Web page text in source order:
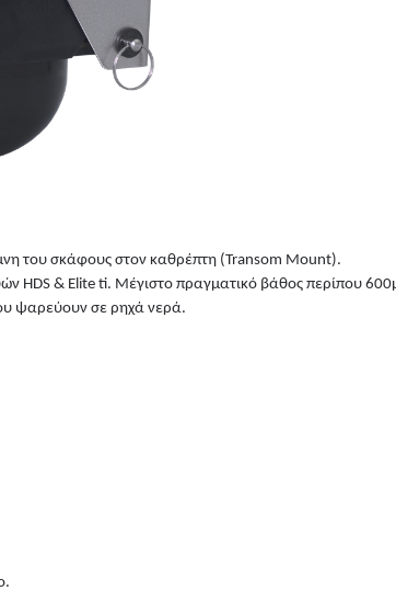
του σκάφους στον καθρέπτη (Transom Mount).
HDS & Elite ti. Μέγιστο πραγματικό βάθος περίπου
ψαρεύουν σε ρηχά νερά.